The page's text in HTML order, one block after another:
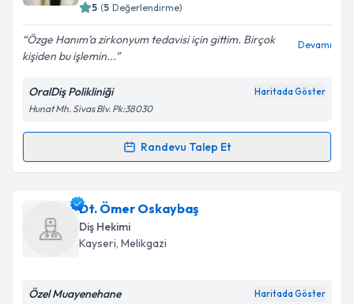
Kişisel verilerimin işlenmesine ilişkin
Aydınlatma
Metni'ni okudum ve kişisel verilerimin belirtilen
kapsamda işlenmesini kabul ediyorum.
5 (5 Değerlendirme)
Özge Hanım’a zirkonyum tedavisi için gittim. Birçok
kişiden bu işlemin...
Devamı
OralDiş Polikliniği Haritada Göster
Hunat Mh. Sivas Blv. Pk:38030
Randevu Talep Et
Randevu Takvimi Talebi
Dt. Özge Demir Kütahneci
talebi oluşturun. Size bu uzmandan randevu almanız
için bir takvim hazırlandığında e-posta ile
bilgilendireceğiz.
Dt. Ömer Oskaybaş
Diş Hekimi
Kayseri, Melikgazi
Özel Muayenehane Haritada Göster